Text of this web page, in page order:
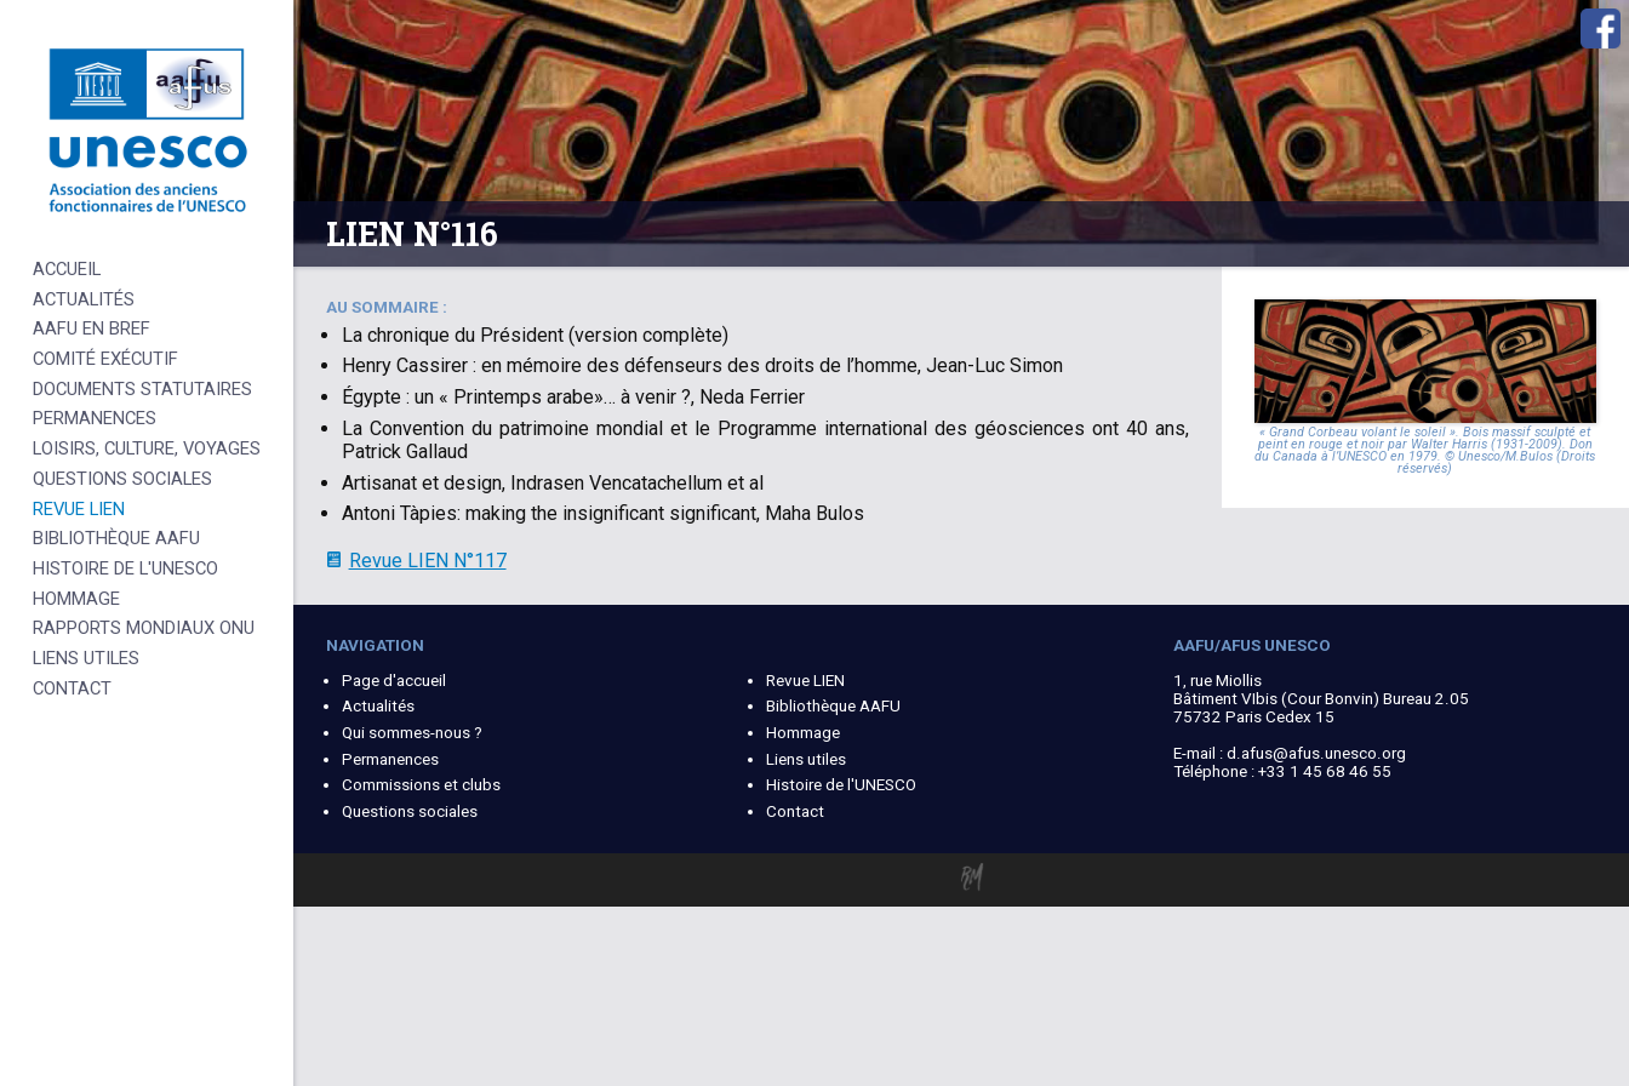
LIEN N°116
AU SOMMAIRE :
La chronique du Président (version complète)
Henry Cassirer : en mémoire des défenseurs des droits de l’homme, Jean-Luc Simon
Égypte : un « Printemps arabe»… à venir ?, Neda Ferrier
La Convention du patrimoine mondial et le Programme international des géosciences ont 40 ans,
Patrick Gallaud
Artisanat et design, Indrasen Vencatachellum et al
Antoni Tàpies: making the insignificant significant, Maha Bulos
Revue LIEN N°117
« Grand Corbeau volant le soleil ». Bois massif sculpté et
peint en rouge et noir par Walter Harris (1931-2009). Don
du Canada à l’UNESCO en 1979. © Unesco/M.Bulos (Droits
réservés)
NAVIGATION
Page d'accueil
Actualités
Qui sommes-nous ?
Permanences
Commissions et clubs
Questions sociales
Revue LIEN
Bibliothèque AAFU
Hommage
Liens utiles
Histoire de l'UNESCO
Contact
AAFU/AFUS UNESCO
1, rue Miollis
Bâtiment VIbis (Cour Bonvin) Bureau 2.05
75732 Paris Cedex 15
E-mail : d.afus@afus.unesco.org
Téléphone : +33 1 45 68 46 55
ACCUEIL
ACTUALITÉS
AAFU EN BREF
COMITÉ EXÉCUTIF
DOCUMENTS STATUTAIRES
PERMANENCES
LOISIRS, CULTURE, VOYAGES
QUESTIONS SOCIALES
REVUE LIEN
BIBLIOTHÈQUE AAFU
HISTOIRE DE L'UNESCO
HOMMAGE
RAPPORTS MONDIAUX ONU
LIENS UTILES
CONTACT